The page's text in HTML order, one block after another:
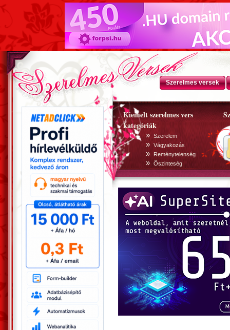
Szerelmes versek
Kiemelt szerelmes vers
kategóriák
» Szerelem
» Vágyakozás
» Reménytelenség
» Õszinteség